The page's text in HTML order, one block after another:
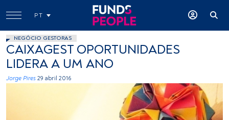
PT
NEGÓCIO GESTORAS
CAIXAGEST OPORTUNIDADES
LIDERA A UM ANO
Jorge Pires 29 abril 2016